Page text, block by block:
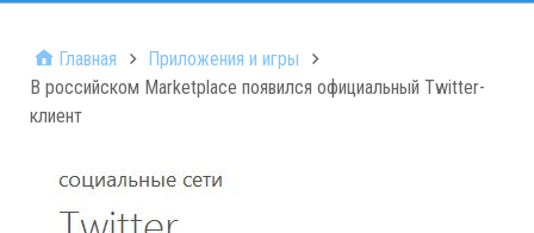
Главная
Приложения и игры
В российском Marketplace появился официальный Twitter-
клиент